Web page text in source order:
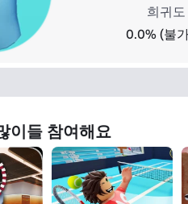
희귀도
0.0% (불
이들 참여해요